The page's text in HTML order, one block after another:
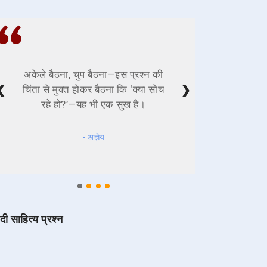
अकेले बैठना, चुप बैठना—इस प्रश्न की
चिंता से मुक्त होकर बैठना कि ‘क्या सोच
रहे हो?’—यह भी एक सुख है।
- अज्ञेय
❯
साहित्य प्रश्न